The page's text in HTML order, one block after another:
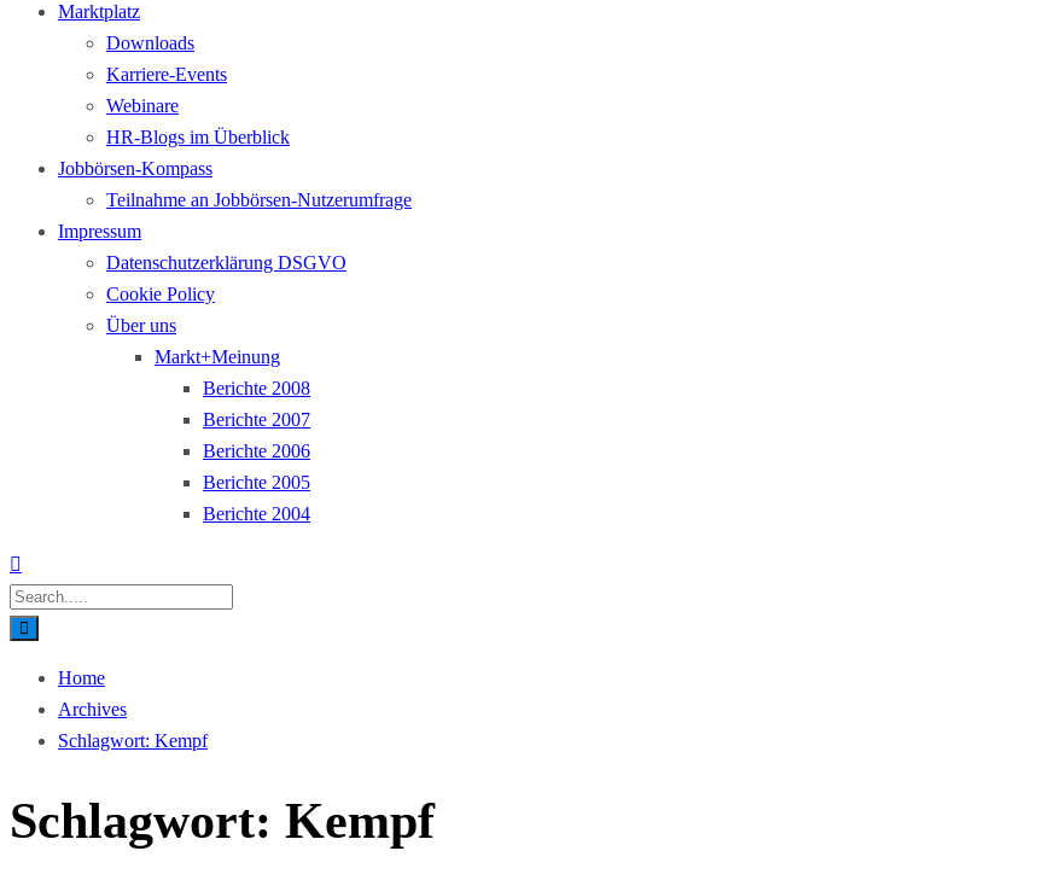
Marktplatz
Downloads
Karriere-Events
Webinare
HR-Blogs im Überblick
Jobbörsen-Kompass
Teilnahme an Jobbörsen-Nutzerumfrage
Impressum
Datenschutzerklärung DSGVO
Cookie Policy
Über uns
Markt+Meinung
Berichte 2008
Berichte 2007
Berichte 2006
Berichte 2005
Berichte 2004
Home
Archives
Schlagwort: Kempf
Schlagwort: Kempf